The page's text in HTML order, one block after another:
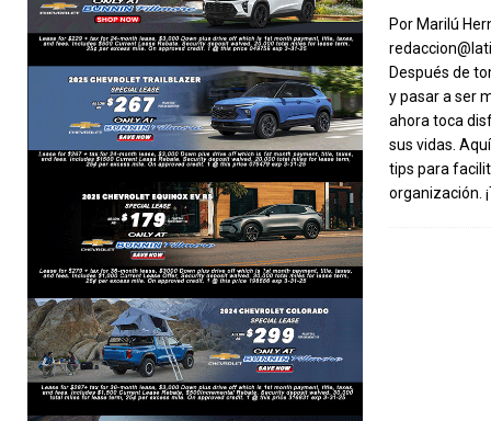
Por Marilú
Después de
y pasar a ser
ahora toca
sus vidas.
tips para
organización.